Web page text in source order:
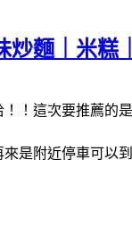
炒麵｜米糕
！這次要推薦
是附近停車可以